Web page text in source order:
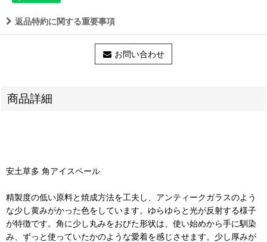
返品特約に関する重要事項
お問い合わせ
商品詳細
安土草多 角アイスペール
精製度の低い原料と焼成方法を工夫し、アンティークガラスのよう
な少し黄みがかった色をしています。ゆらゆらと光が反射する様子
が特徴です。角に少し丸みをおびた形状は、使い始めから手に馴染
み、ずっと使っていたかのような愛着を感じさせます。少し厚みが